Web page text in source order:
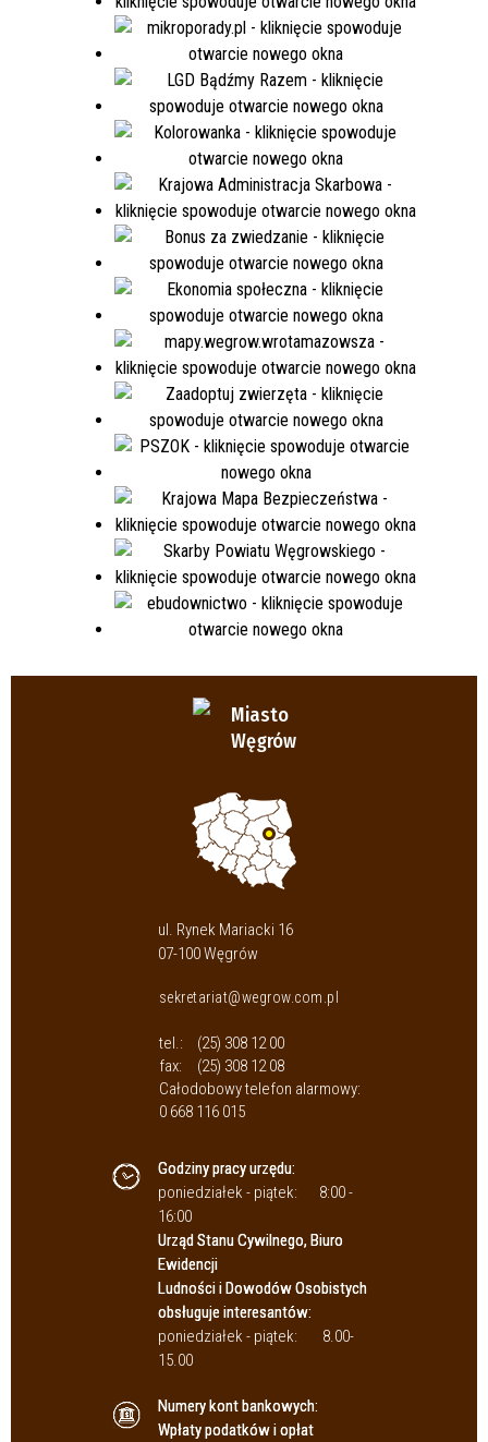
Miasto
Węgrów
ul. Rynek Mariacki 16
07-100 Węgrów
sekretariat@wegrow.com.pl
tel.:
(25) 308 12 00
fax:
(25) 308 12 08
Całodobowy telefon alarmowy:
0 668 116 015
Godziny pracy urzędu:
poniedziałek - piątek:
8:00 -
16:00
Urząd Stanu Cywilnego, Biuro
Ewidencji
Ludności i Dowodów Osobistych
obsługuje interesantów:
poniedziałek - piątek:
8.00-
15.00
Numery kont bankowych:
Wpłaty podatków i opłat